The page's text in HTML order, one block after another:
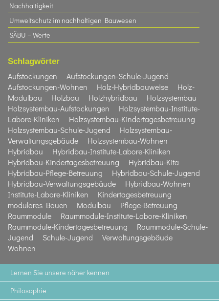
Nachhaltigkeit
Umweltschutz im nachhaltigen Bauwesen
SÄBU – Werte
Schlagwörter
Aufstockungen
Aufstockungen-Schule-Jugend
Aufstockungen-Wohnen
Holz-Hybridbauweise
Holz-
Modulbau
Holzbau Holzhybridbau
Holzsystembau
Holzsystembau-Aufstockungen
Holzsystembau-Institute-
Labore-Kliniken
Holzsystembau-Kindertagesbetreuung
Holzsystembau-Schule-Jugend
Holzsystembau-
Verwaltungsgebäude
Holzsystembau-Wohnen
Hybridbau
Hybridbau-Institute-Labore-Kliniken
Hybridbau-Kindertagesbetreuung
Hybridbau-Kita
Hybridbau-Pflege-Betreuung
Hybridbau-Schule-Jugend
Hybridbau-Verwaltungsgebäude
Hybridbau-Wohnen
Institute-Labore-Kliniken
Kindertagesbetreuung
modulares Bauen
Modulbau
Pflege-Betreuung
Raummodule
Raummodule-Institute-Labore-Kliniken
Raummodule-Kindertagesbetreuung
Raummodule-Schule-
Jugend
Schule-Jugend
Verwaltungsgebäude
Wohnen
Lernen Sie unsere näher kennen
Philosophie